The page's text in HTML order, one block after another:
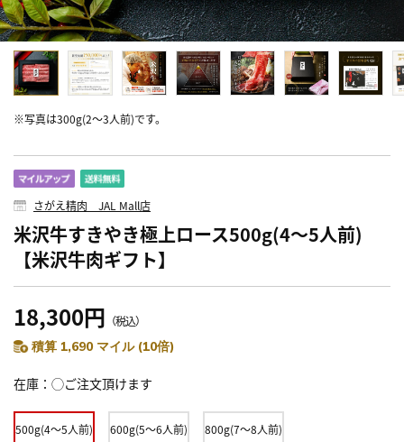
※写真は300g(2～3人前)です。
さがえ精肉 JAL Mall店
米沢牛すきやき極上ロース500g(4～5人前)
【米沢牛肉ギフト】
18,300円 （税込）
積算 1,690 マイル (10倍)
在庫 ◯ご注文頂けます
500g(4～5人前) 600g(5～6人前) 800g(7～8人前)